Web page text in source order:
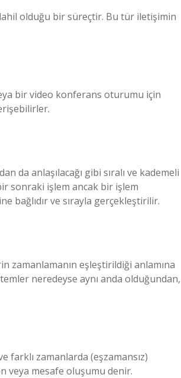
dahil olduğu bir süreçtir. Bu tür iletişimin
bir video konferans oturumu için
da anlaşılacağı gibi sıralı ve kademeli
sonraki işlem ancak bir işlem
bağlıdır ve sırayla gerçekleştirilir.
zamanlamanın eşleştirildiği anlamına
neredeyse aynı anda olduğundan,
farklı zamanlarda (eşzamansız)
veya mesafe oluşumu denir.